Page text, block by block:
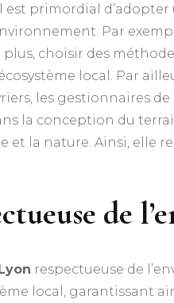
est primordial
Par
choisir des
local. Par
les gestionnaires
la conception du
et la nature. Ainsi, elle
de
respectueuse de
local, garantissant